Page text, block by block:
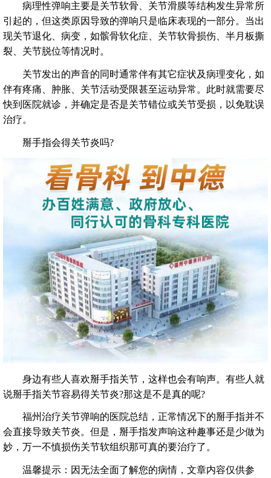
病理性弹响主要是关节软骨、关节滑膜等结构发生异常所
引起的，但这类原因导致的弹响只是临床表现的一部分。当出
现关节退化、病变，如髌骨软化症、关节软骨损伤、半月板撕
裂、关节脱位等情况时。
关节发出的声音的同时通常伴有其它症状及病理变化，如
伴有疼痛、肿胀、关节活动受限甚至运动异常。此时就需要尽
快到医院就诊，并确定是否是关节错位或关节受损，以免耽误
治疗。
掰手指会得关节炎吗?
身边有些人喜欢掰手指关节，这样也会有响声。有些人就
说掰手指关节容易得关节炎?那这是不是真的呢?
福州治疗关节弹响的医院总结，正常情况下的掰手指并不
会直接导致关节炎。但是，掰手指发声响这种趣事还是少做为
妙，万一不慎损伤关节软组织那可真的要治疗了。
温馨提示：因无法全面了解您的病情，文章内容仅供参